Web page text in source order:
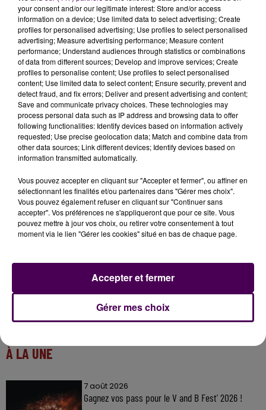
affectés à la caserne falaisienne ainsi qu'à celles d'Ifs
et de Putanges. Le"foyer principal"a vite été éteint,
ce qui a évité toute propagation.
DÉMÉNAGEMENT PROVISOIRE
Les enfants accueillis dans l'établissement sont âgés
de 7 à 11 ans, aucun n'a été blessé ni même
incommodé. Dans leur rapport d'intervention, les
secouristes évoquent toutefois"un adulte ayant
inhalé des fumées"qui a dû être examiné. Compte
tenu de la situation et bien que les dégâts semblent
concernés que"l'accueil du périscolaire sera assuré
au local jeunes situé 12 rue Louis-Liard"et ce,"jusqu'à
nouvel ordre".
À LA UNE
7 août 2026
Gagnez vos pass pour le V and B Fest' 2026 !
your consent and/or our legitimate interest: Store and/or access
information on a device; Use limited data to select advertising; Create
profiles for personalised advertising; Use profiles to select personalised
advertising; Measure advertising performance; Measure content
performance; Understand audiences through statistics or combinations
of data from different sources; Develop and improve services; Create
profiles to personalise content; Use profiles to select personalised
content; Use limited data to select content; Ensure security, prevent and
detect fraud, and fix errors; Deliver and present advertising and content;
Save and communicate privacy choices. These technologies may
process personal data such as IP address and browsing data to offer
following functionalities: Identify devices based on information actively
requested; Use precise geolocation data; Match and combine data from
other data sources; Link different devices; Identify devices based on
information transmitted automatically.
Vous pouvez accepter en cliquant sur "Accepter et fermer", ou affiner en
sélectionnant les finalités et/ou partenaires dans "Gérer mes choix".
Vous pouvez également refuser en cliquant sur "Continuer sans
accepter". Vos préférences ne s'appliqueront que pour ce site. Vous
pouvez mettre à jour vos choix, ou retirer votre consentement à tout
moment via le lien "Gérer les cookies" situé en bas de chaque page.
Gérer mes choix
Accepter et fermer